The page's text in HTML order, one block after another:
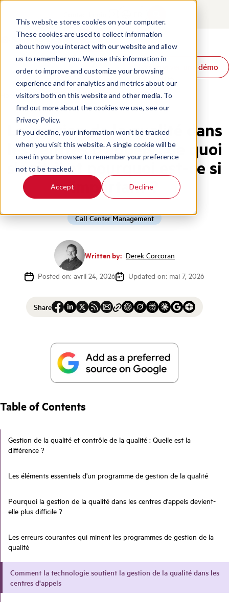
This website stores cookies on your computer.
These cookies are used to collect information
about how you interact with our website and allow
us to remember you. We use this information in
order to improve and customize your browsing
experience and for analytics and metrics about our
visitors both on this website and other media. To
find out more about the cookies we use, see our
Privacy Policy.
If you decline, your information won’t be tracked
when you visit this website. A single cookie will be
used in your browser to remember your preference
not to be tracked.
Accept Decline
Produits
Solutions
Ressources
Réserver une démo
Réserver une démo
Home / Fr / Blog / Call Center Quality Management
La gestion de la qualité dans
les centres d'appels : de quoi
s'agit-il et pourquoi est-ce si
important ?
Call Center Management
Written by: Derek Corcoran
Posted on: avril 24, 2026
Updated on: mai 7, 2026
Share
Table of Contents
Gestion de la qualité et contrôle de la qualité : Quelle est la
différence ?
Les éléments essentiels d'un programme de gestion de la qualité
Pourquoi la gestion de la qualité dans les centres d'appels devient-
elle plus difficile ?
Les erreurs courantes qui minent les programmes de gestion de la
qualité
Comment la technologie soutient la gestion de la qualité dans les
centres d'appels